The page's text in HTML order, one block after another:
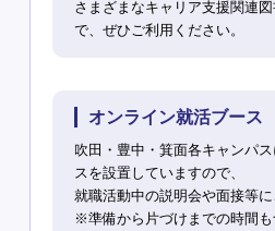
さまざまなキャリア支援関連
で、ぜひご利用ください。
オンライン就活ブース
吹田・豊中・箕面各キャンパ
スを設置していますので、
就職活動中の説明会や面接等に
※準備から片づけまでの時間